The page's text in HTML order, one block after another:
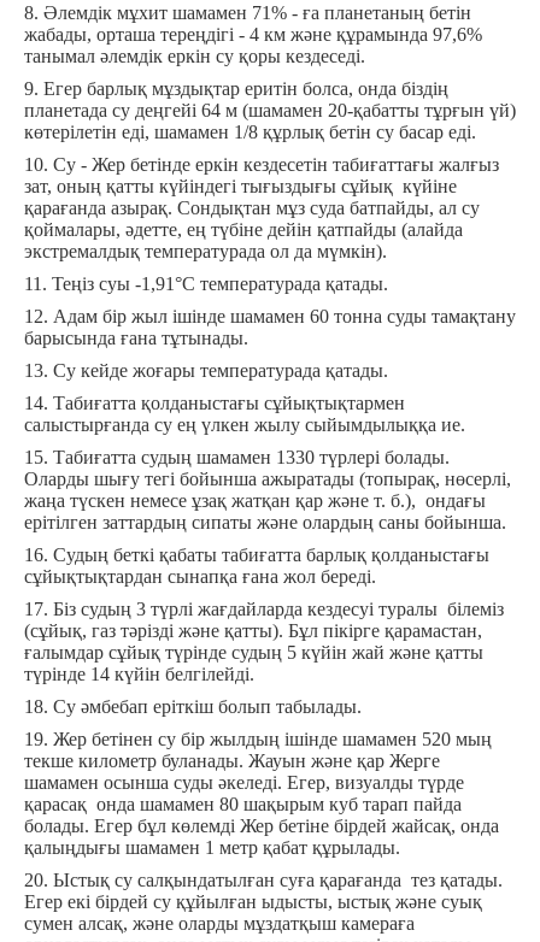
8. Әлемдік мұхит шамамен 71% - ға планетаның бетін
жабады, орташа тереңдігі - 4 км және құрамында 97,6%
танымал әлемдік еркін су қоры кездеседі.
9. Егер барлық мұздықтар еритін болса, онда біздің
планетада су деңгейі 64 м (шамамен 20-қабатты тұрғын үй)
көтерілетін еді, шамамен 1/8 құрлық бетін су басар еді.
10. Су - Жер бетінде еркін кездесетін табиғаттағы жалғыз
зат, оның қатты күйіндегі тығыздығы сұйық күйіне
қарағанда азырақ. Сондықтан мұз суда батпайды, ал су
қоймалары, әдетте, ең түбіне дейін қатпайды (алайда
экстремалдық температурада ол да мүмкін).
11. Теңіз суы -1,91°C температурада қатады.
12. Адам бір жыл ішінде шамамен 60 тонна суды тамақтану
барысында ғана тұтынады.
13. Су кейде жоғары температурада қатады.
14. Табиғатта қолданыстағы сұйықтықтармен
салыстырғанда су ең үлкен жылу сыйымдылыққа ие.
15. Табиғатта судың шамамен 1330 түрлері болады.
Оларды шығу тегі бойынша ажыратады (топырақ, нөсерлі,
жаңа түскен немесе ұзақ жатқан қар және т. б.), ондағы
ерітілген заттардың сипаты және олардың саны бойынша.
16. Судың беткі қабаты табиғатта барлық қолданыстағы
сұйықтықтардан сынапқа ғана жол береді.
17. Біз судың 3 түрлі жағдайларда кездесуі туралы білеміз
(сұйық, газ тәрізді және қатты). Бұл пікірге қарамастан,
ғалымдар сұйық түрінде судың 5 күйін жай және қатты
түрінде 14 күйін белгілейді.
18. Су әмбебап еріткіш болып табылады.
19. Жер бетінен су бір жылдың ішінде шамамен 520 мың
текше километр буланады. Жауын және қар Жерге
шамамен осынша суды әкеледі. Егер, визуалды түрде
қарасақ онда шамамен 80 шақырым куб тарап пайда
болады. Егер бұл көлемді Жер бетіне бірдей жайсақ, онда
қалыңдығы шамамен 1 метр қабат құрылады.
20. Ыстық су салқындатылған суға қарағанда тез қатады.
Егер екі бірдей су құйылған ыдысты, ыстық және суық
сумен алсақ, және оларды мұздатқыш камераға